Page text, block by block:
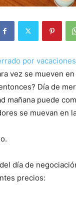
por vacaciones
vez se mueven
Día de
mañana puede
se muevan en
día de
precios: